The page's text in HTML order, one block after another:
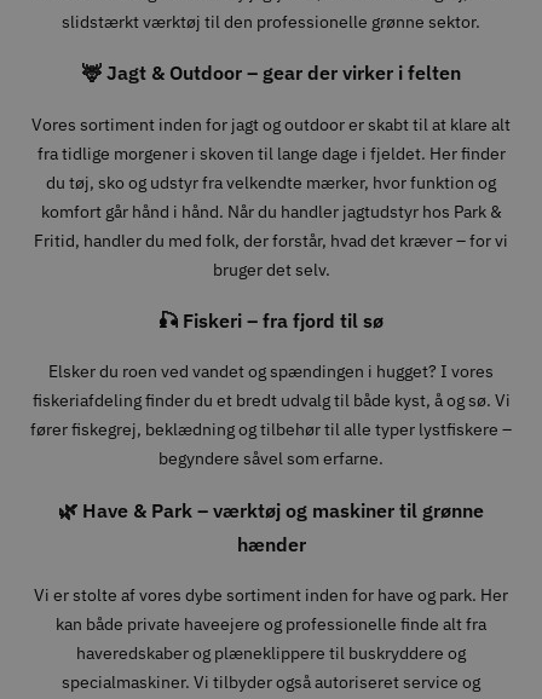
slidstærkt værktøj til den professionelle grønne sektor.
🦌 Jagt & Outdoor – gear der virker i felten
Vores sortiment inden for jagt og outdoor er skabt til at klare alt
fra tidlige morgener i skoven til lange dage i fjeldet. Her finder
du tøj, sko og udstyr fra velkendte mærker, hvor funktion og
komfort går hånd i hånd. Når du handler jagtudstyr hos Park &
Fritid, handler du med folk, der forstår, hvad det kræver – for vi
bruger det selv.
🎣 Fiskeri – fra fjord til sø
Elsker du roen ved vandet og spændingen i hugget? I vores
fiskeriafdeling finder du et bredt udvalg til både kyst, å og sø. Vi
fører fiskegrej, beklædning og tilbehør til alle typer lystfiskere –
begyndere såvel som erfarne.
🌿 Have & Park – værktøj og maskiner til grønne
hænder
Vi er stolte af vores dybe sortiment inden for have og park. Her
kan både private haveejere og professionelle finde alt fra
haveredskaber og plæneklippere til buskryddere og
specialmaskiner. Vi tilbyder også autoriseret service og